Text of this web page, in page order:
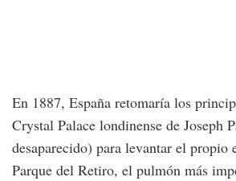
En 1887, España retomaría los
Crystal Palace londinense de Joseph
desaparecido) para levantar el propio
Parque del Retiro, el pulmón más